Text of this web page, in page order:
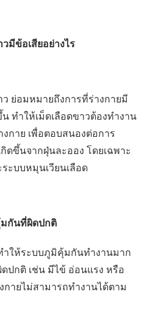
มีข้อเสียอย่างไร
ย่อมหมายถึงการที่ร่างกายมี
ทำให้เม็ดเลือดขาวต้องทำงาน
กาย เพื่อตอบสนองต่อการ
ดขึ้นจากฝุ่นละออง โดยเฉพาะ
ะบบหมุนเวียนเลือด
กันที่ผิดปกติ
ำให้ระบบภูมิคุ้มกันทำงานมาก
ดปกติ เช่น มีไข้ อ่อนแรง หรือ
กายไม่สามารถทำงานได้ตาม